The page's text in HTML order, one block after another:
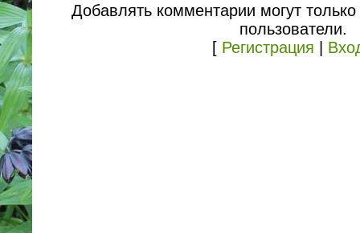
Добавлять комментарии могут
пользователи.
[ Регистрация